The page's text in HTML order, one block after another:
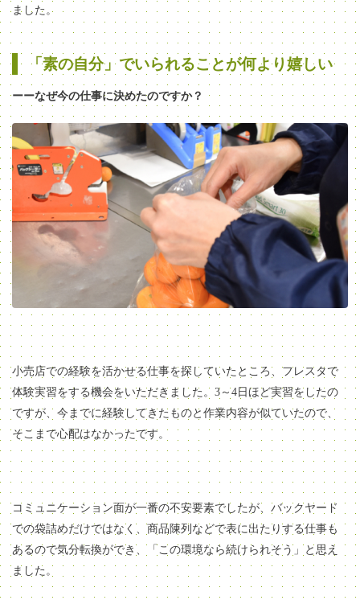
ました。
「素の自分」でいられることが何より嬉しい
ーーなぜ今の仕事に決めたのですか？
小売店での経験を活かせる仕事を探していたところ、フレスタで
体験実習をする機会をいただきました。3～4日ほど実習をしたの
ですが、今までに経験してきたものと作業内容が似ていたので、
そこまで心配はなかったです。
コミュニケーション面が一番の不安要素でしたが、バックヤード
での袋詰めだけではなく、商品陳列などで表に出たりする仕事も
あるので気分転換ができ、「この環境なら続けられそう」と思え
ました。